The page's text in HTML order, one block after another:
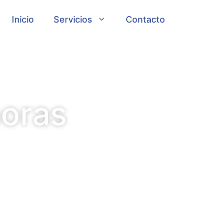
Inicio Servicios Contacto